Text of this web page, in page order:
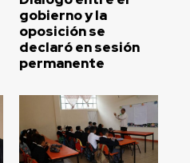
gobierno y la
oposición se
declaró en sesión
permanente